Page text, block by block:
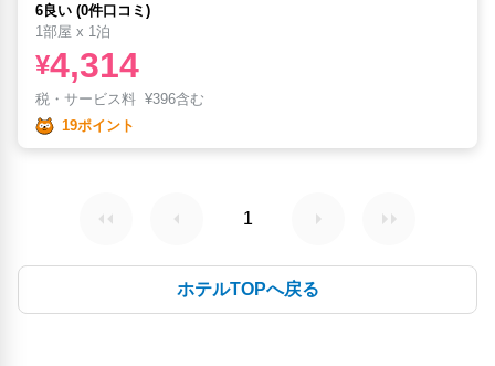
6良い (0件口コミ)
1部屋 x 1泊
¥4,314
税・サービス料 ¥396含む
19ポイント
1
ホテルTOPへ戻る